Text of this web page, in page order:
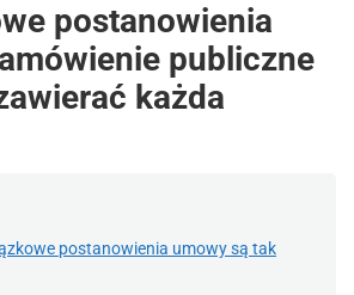
postanowienia
publiczne
każda
postanowienia umowy są tak